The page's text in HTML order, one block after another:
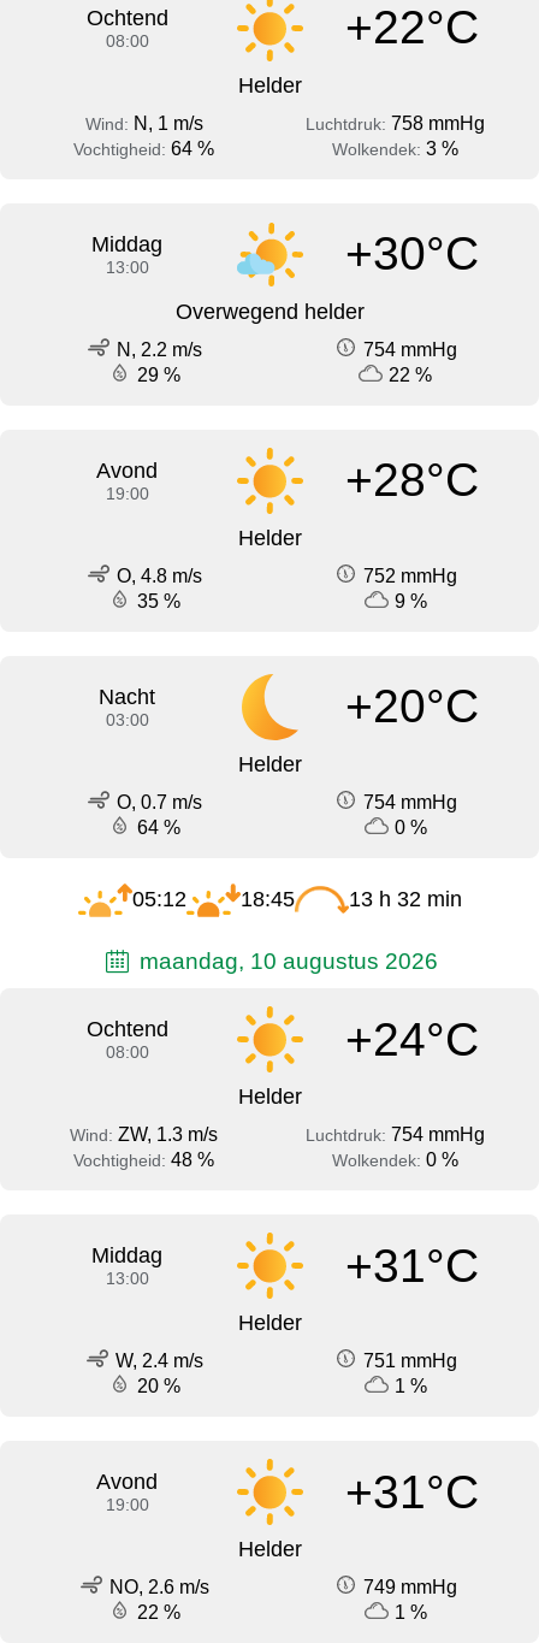
Ochtend
08:00 +22°C
Helder
Wind: N, 1 m/s Luchtdruk: 758 mmHg
Vochtigheid: 64 % Wolkendek: 3 %
Middag
13:00 +30°C
Overwegend helder
N, 2.2 m/s
754 mmHg
29 %
22 %
Avond
19:00 +28°C
Helder
O, 4.8 m/s
752 mmHg
35 %
9 %
Nacht
03:00 +20°C
Helder
O, 0.7 m/s
754 mmHg
64 %
0 %
05:12 18:45 13 h 32 min
maandag, 10 augustus 2026
Ochtend
08:00 +24°C
Helder
Wind: ZW, 1.3 m/s Luchtdruk: 754 mmHg
Vochtigheid: 48 % Wolkendek: 0 %
Middag
13:00 +31°C
Helder
W, 2.4 m/s
751 mmHg
20 %
1 %
Avond
19:00 +31°C
Helder
NO, 2.6 m/s
749 mmHg
22 %
1 %